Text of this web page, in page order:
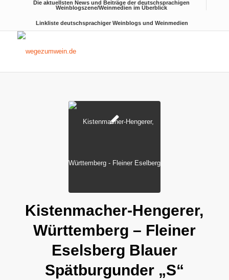
Die aktuellsten News und Beiträge der deutschsprachigen
Weinblogszene/Weinmedien im Überblick
Linkliste deutschsprachiger Weinblogs und Weinmedien
Kistenmacher-Hengerer,
Württemberg – Fleiner
Eselsberg Blauer
Spätburgunder „S“